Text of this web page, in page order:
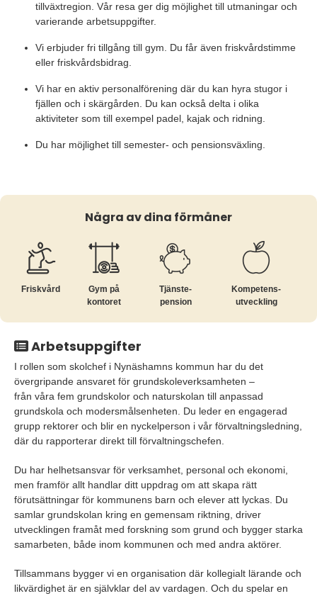
tillväxtregion. Vår resa ger dig möjlighet till utmaningar och
varierande arbetsuppgifter.
Vi erbjuder fri tillgång till gym. Du får även friskvårdstimme
eller friskvårdsbidrag.
Vi har en aktiv personalförening där du kan hyra stugor i
fjällen och i skärgården. Du kan också delta i olika
aktiviteter som till exempel padel, kajak och ridning.
Du har möjlighet till semester- och pensionsväxling.
Några av dina förmåner
Friskvård
Gym på
kontoret
Tjänste­
pension
Kompetens­
utveckling
Arbetsuppgifter
I rollen som skolchef i Nynäshamns kommun har du det
övergripande ansvaret för grundskoleverksamheten –
från våra fem grundskolor och naturskolan till anpassad
grundskola och modersmålsenheten. Du leder en engagerad
grupp rektorer och blir en nyckelperson i vår förvaltningsledning,
där du rapporterar direkt till förvaltningschefen.
Du har helhetsansvar för verksamhet, personal och ekonomi,
men framför allt handlar ditt uppdrag om att skapa rätt
förutsättningar för kommunens barn och elever att lyckas. Du
samlar grundskolan kring en gemensam riktning, driver
utvecklingen framåt med forskning som grund och bygger starka
samarbeten, både inom kommunen och med andra aktörer.
Tillsammans bygger vi en organisation där kollegialt lärande och
likvärdighet är en självklar del av vardagen. Och du spelar en